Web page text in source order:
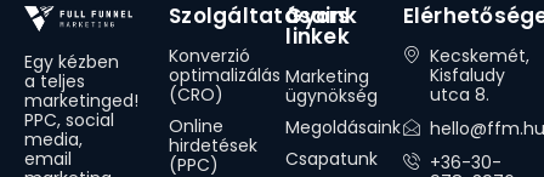
Egy kézben
a teljes
marketinged!
PPC, social
media,
email
Szolgáltatásaink
Konverzió
optimalizálás
(CRO)
Online
hirdetések
(PPC)
Gyors
linkek
Marketing
ügynökség
Megoldásaink
Csapatunk
Kecskemét,
Kisfaludy
utca 8.
+36-30-